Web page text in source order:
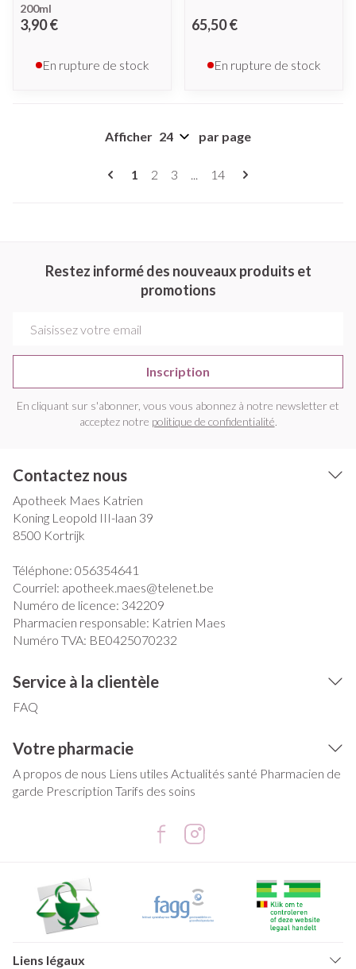
200ml
3,90 €
En rupture de stock
65,50 €
En rupture de stock
Vous lisez actuellement la page
1 Page
2 Page
3 ... Page
14
Afficher par page
Restez informé des nouveaux produits et
promotions
Inscription
En cliquant sur s'abonner, vous vous abonnez à notre newsletter et
acceptez notre politique de confidentialité.
Contactez nous
Apotheek Maes Katrien
Koning Leopold III-laan 39
8500 Kortrijk
Téléphone: 056354641
Courriel: apotheek.maes@telenet.be
Numéro de licence: 342209
Pharmacien responsable: Katrien Maes
Numéro TVA: BE0425070232
Service à la clientèle
FAQ
Votre pharmacie
A propos de nous Liens utiles Actualités santé Pharmacien de
garde Prescription Tarifs des soins
Liens légaux